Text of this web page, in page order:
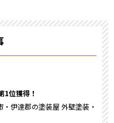
1位獲得！
伊達郡の塗装屋 外壁塗装・